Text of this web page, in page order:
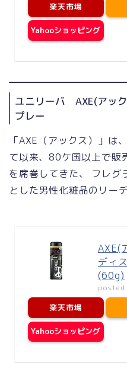
楽天市場
Yahooショッピング
ユニリーバ AXE(アッ
プレー
「AXE（アックス）」は
て以来、80ケ国以上で販
を席巻してきた、 フレグ
とした男性化粧品のリー
AXE(
ディ
(60g)
楽天市場
Yahooショッピング